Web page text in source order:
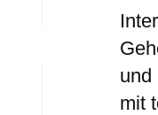
und
mit